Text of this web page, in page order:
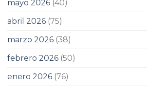
mayo 2026 (40)
abril 2026 (75)
marzo 2026 (38)
febrero 2026 (50)
enero 2026 (76)